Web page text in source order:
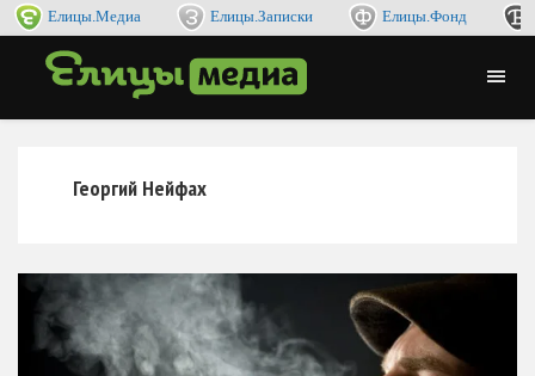
Елицы.Медиа Елицы.Записки Елицы.Фонд
Георгий Нейфах